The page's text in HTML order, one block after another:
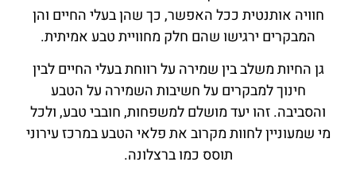
חוויה אותנטית ככל האפשר, כך שהן בעלי החיים והן
המבקרים ירגישו שהם חלק מחוויית טבע אמיתית.
גן החיות משלב בין שמירה על רווחת בעלי החיים לבין
חינוך למבקרים על חשיבות השמירה על הטבע
והסביבה. זהו יעד מושלם למשפחות, חובבי טבע, ולכל
מי שמעוניין לחוות מקרוב את פלאי הטבע במרכז עירוני
תוסס כמו ברצלונה.